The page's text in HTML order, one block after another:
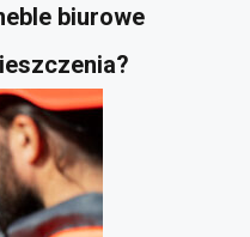
biurowe